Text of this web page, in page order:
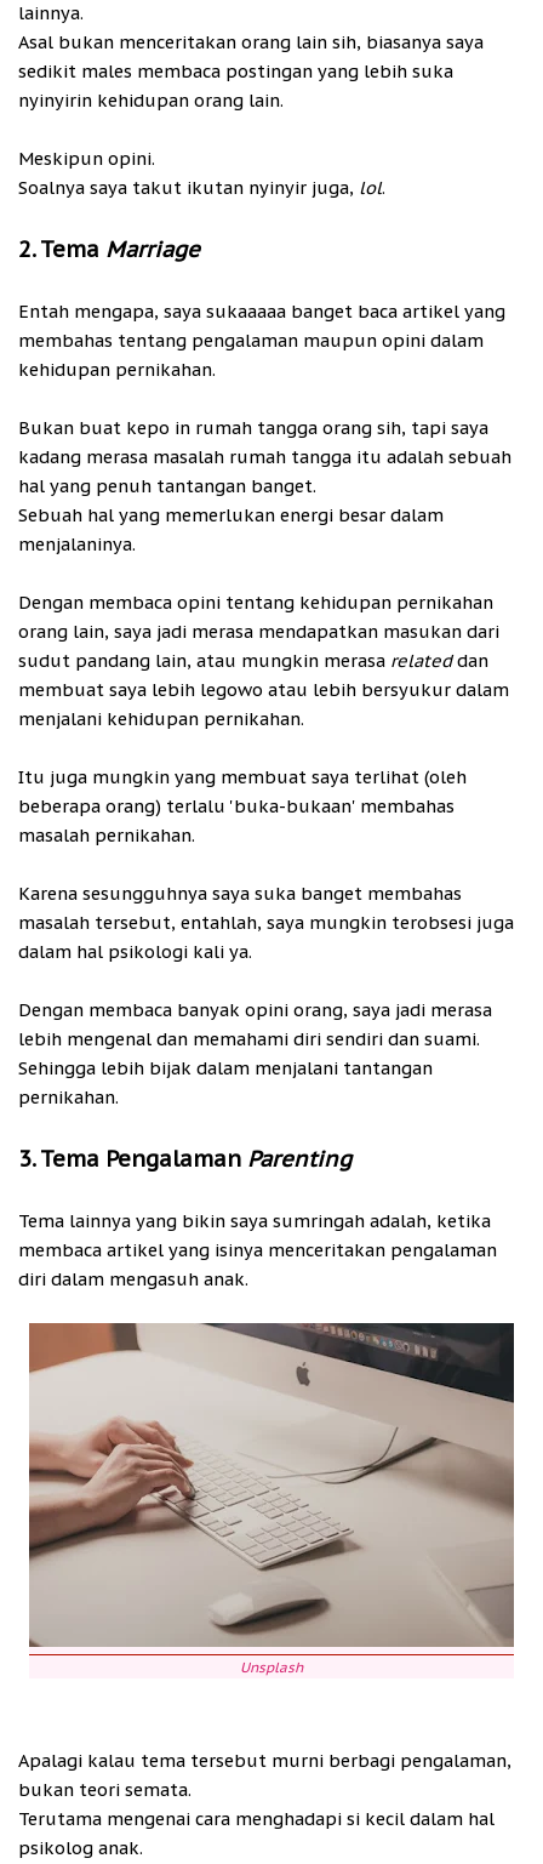
lainnya.
Asal bukan menceritakan orang lain sih, biasanya saya
sedikit males membaca postingan yang lebih suka
nyinyirin kehidupan orang lain.
Meskipun opini.
Soalnya saya takut ikutan nyinyir juga, lol.
2. Tema Marriage
Entah mengapa, saya sukaaaaa banget baca artikel yang
membahas tentang pengalaman maupun opini dalam
kehidupan pernikahan.
Bukan buat kepo in rumah tangga orang sih, tapi saya
kadang merasa masalah rumah tangga itu adalah sebuah
hal yang penuh tantangan banget.
Sebuah hal yang memerlukan energi besar dalam
menjalaninya.
Dengan membaca opini tentang kehidupan pernikahan
orang lain, saya jadi merasa mendapatkan masukan dari
sudut pandang lain, atau mungkin merasa relateddan
membuat saya lebih legowo atau lebih bersyukur dalam
menjalani kehidupan pernikahan.
Itu juga mungkin yang membuat saya terlihat (oleh
beberapa orang) terlalu 'buka-bukaan' membahas
masalah pernikahan.
Karena sesungguhnya saya suka banget membahas
masalah tersebut, entahlah, saya mungkin terobsesi juga
dalam hal psikologi kali ya.
Dengan membaca banyak opini orang, saya jadi merasa
lebih mengenal dan memahami diri sendiri dan suami.
Sehingga lebih bijak dalam menjalani tantangan
pernikahan.
3. Tema Pengalaman Parenting
Tema lainnya yang bikin saya sumringah adalah, ketika
membaca artikel yang isinya menceritakan pengalaman
diri dalam mengasuh anak.
Unsplash
Apalagi kalau tema tersebut murni berbagi pengalaman,
bukan teori semata.
Terutama mengenai cara menghadapi si kecil dalam hal
psikolog anak.